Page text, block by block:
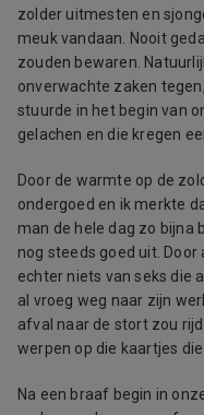
zolder uitmesten en
meuk vandaan. Nooit
zouden bewaren.
onverwachte zaken
stuurde in het begin van
gelachen en die kregen
Door de warmte op de
ondergoed en ik merkte
man de hele dag zo bijna
nog steeds goed uit.
echter niets van seks die
al vroeg weg naar zijn
afval naar de stort zou
werpen op die kaartjes
Na een braaf begin in